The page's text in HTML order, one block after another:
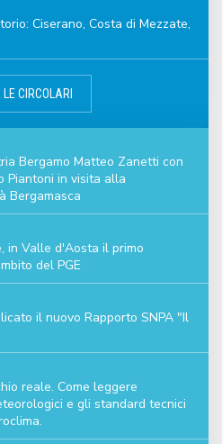
Ciserano, Costa di Mezzate,
CIRCOLARI
Bergamo Matteo Zanetti con
Piantoni in visita alla
Bergamasca
in Valle d'Aosta il primo
del PGE
il nuovo Rapporto SNPA "Il
reale. Come leggere
e gli standard tecnici